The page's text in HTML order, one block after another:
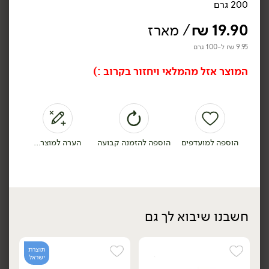
25.90
₪/ מארז
150 גרם
17.27 ₪ ל-100 גרם
69.90
200 גרם
19.90
₪/ מארז
9.95 ₪ ל-100 גרם
המוצר אזל מהמלאי ויחזור בקרוב :)
הוספה למועדפים הוספה להזמנה קבועה הערה למוצר...
חשבנו שיבוא לך גם
תוצרת
ישראל